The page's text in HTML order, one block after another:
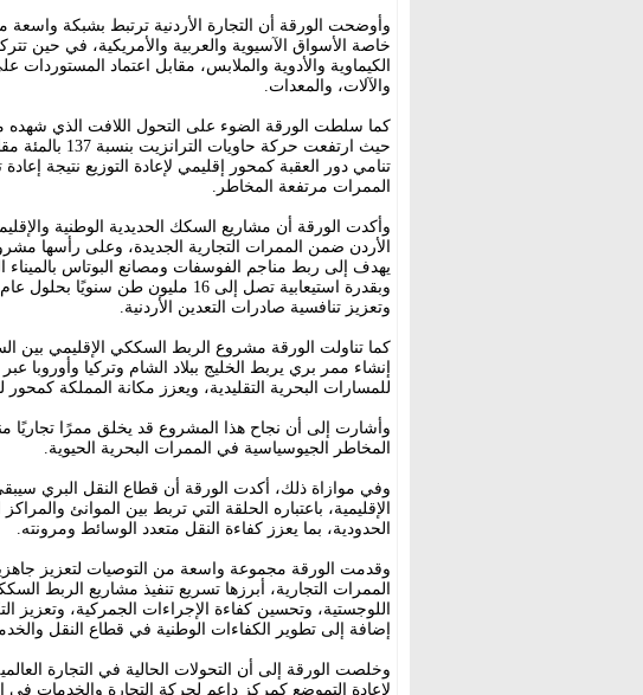
وأوضحت الورقة أن التجارة الأردنية ترتبط بشبكة واسعة
خاصة الأسواق الآسيوية والعربية والأمريكية، في حين
الكيماوية والأدوية والملابس، مقابل اعتماد المستوردات
والآلات، والمعدات.
تنامي دور العقبة كمحور إقليمي لإعادة التوزيع نتيجة
الممرات مرتفعة المخاطر.
وأكدت الورقة أن مشاريع السكك الحديدية الوطنية
الأردن ضمن الممرات التجارية الجديدة، وعلى رأسها
وتعزيز تنافسية صادرات التعدين الأردنية.
كما تناولت الورقة مشروع الربط السككي الإقليمي بين
إنشاء ممر بري يربط الخليج ببلاد الشام وتركيا وأوروبا عبر
للمسارات البحرية التقليدية، ويعزز مكانة المملكة
المخاطر الجيوسياسية في الممرات البحرية الحيوية.
وفي موازاة ذلك، أكدت الورقة أن قطاع النقل البري
الإقليمية، باعتباره الحلقة التي تربط بين الموانئ
الحدودية، بما يعزز كفاءة النقل متعدد الوسائط ومرونته.
وقدمت الورقة مجموعة واسعة من التوصيات لتعزيز
الممرات التجارية، أبرزها تسريع تنفيذ مشاريع الربط
اللوجستية، وتحسين كفاءة الإجراءات الجمركية، وتعزيز
إضافة إلى تطوير الكفاءات الوطنية في قطاع النقل
وخلصت الورقة إلى أن التحولات الحالية في التجارة
لإعادة التموضع كمركز داعم لحركة التجارة والخدمات